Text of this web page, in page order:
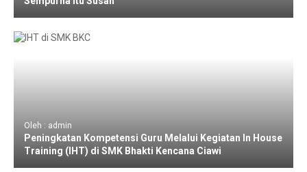
Oleh : admin
Peningkatan Kompetensi Guru Melalui Kegiatan In House
Training (IHT) di SMK Bhakti Kencana Ciawi